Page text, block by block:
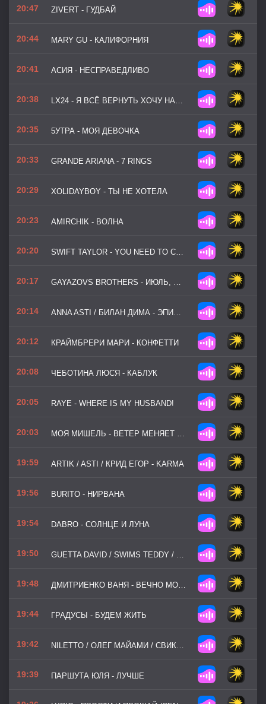
20:47 ZIVERT - ГУДБАЙ
20:44 MARY GU - КАЛИФОРНИЯ
20:41 АСИЯ - НЕСПРАВЕДЛИВО
20:38 LX24 - Я ВСЁ ВЕРНУТЬ ХОЧУ НАЗАД
20:35 5УТРА - МОЯ ДЕВОЧКА
20:33 GRANDE ARIANA - 7 RINGS
20:29 XOLIDAYBOY - ТЫ НЕ ХОТЕЛА
20:23 AMIRCHIK - ВОЛНА
20:20 SWIFT TAYLOR - YOU NEED TO CALM DOWN
20:17 GAYAZOVS BROTHERS - ИЮЛЬ, АНАПА
20:14 ANNA ASTI / БИЛАН ДИМА - ЭПИЛОГ
20:12 КРАЙМБРЕРИ МАРИ - КОНФЕТТИ
20:08 ЧЕБОТИНА ЛЮСЯ - КАБЛУК
20:05 RAYE - WHERE IS MY HUSBAND!
20:03 МОЯ МИШЕЛЬ - ВЕТЕР МЕНЯЕТ НАПРАВЛЕНИЕ
19:59 ARTIK / ASTI / КРИД ЕГОР - KARMA
19:56 BURITO - НИРВАНА
19:54 DABRO - СОЛНЦЕ И ЛУНА
19:50 GUETTA DAVID / SWIMS TEDDY / TONES / I - GONE GONE GONE
19:48 ДМИТРИЕНКО ВАНЯ - ВЕЧНО МОЛОДЫМ
19:44 ГРАДУСЫ - БУДЕМ ЖИТЬ
19:42 NILETTO / ОЛЕГ МАЙАМИ / СВИК ЛЕША - НЕ ВСПОМИНАЙ
19:39 ПАРШУТА ЮЛЯ - ЛУЧШЕ